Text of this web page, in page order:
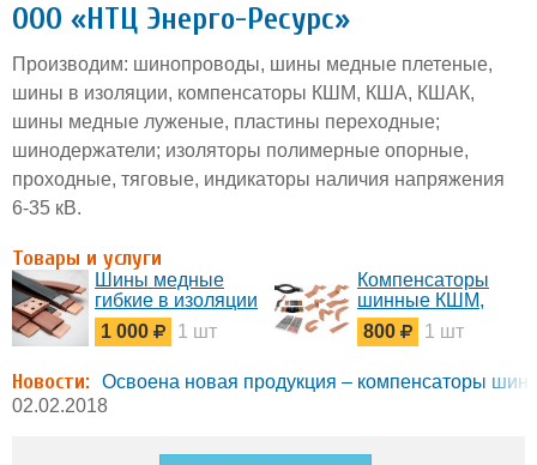
ООО «НТЦ Энерго-Ресурс»
Производим: шинопроводы, шины медные плетеные,
шины в изоляции, компенсаторы КШМ, КША, КШАК,
шины медные луженые, пластины переходные;
шинодержатели; изоляторы полимерные опорные,
проходные, тяговые, индикаторы наличия напряжения
6-35 кВ.
Товары и услуги
Шины медные
гибкие в изоляции
ШМГИ на 1-10 кВ
с доставкой
1 000 1 шт
Компенсаторы
шинные КШМ,
КША, КШАК,
плетеные от
800 1 шт
Новости: Освоена новая продукция – компенсаторы
02.02.2018